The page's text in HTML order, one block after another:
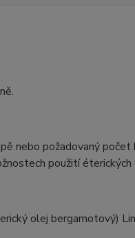
nebo požadovaný
použití
olej bergamotový)